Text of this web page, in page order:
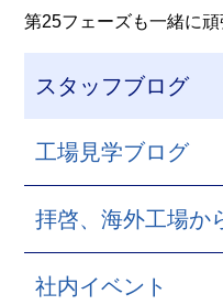
第25フェーズも一緒に頑
スタッフブログ
工場見学ブログ
拝啓、海外工場か
社内イベント